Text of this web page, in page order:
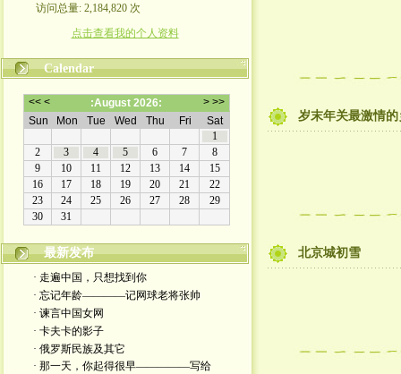
访问总量: 2,184,820 次
点击查看我的个人资料
Calendar
最新发布
· 走遍中国，只想找到你
· 忘记年龄————记网球老将张帅
· 谏言中国女网
· 卡夫卡的影子
· 俄罗斯民族及其它
· 那一天，你起得很早—————写给
岁末年关最激情的
北京城初雪